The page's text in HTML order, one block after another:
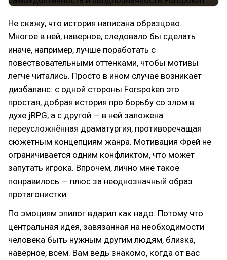
Не скажу, что история написана образцово.
Многое в ней, наверное, следовало бы сделать
иначе, например, лучше поработать с
повествовательными оттенками, чтобы мотивы
легче читались. Просто в ином случае возникает
дизбаланс: с одной стороны Forspoken это
простая, добрая история про борьбу со злом в
духе jRPG, а с другой — в ней заложена
переусложнённая драматургия, противоречащая
сюжетным концепциям жанра. Мотивация Фрей не
ограничивается одним конфликтом, что может
запутать игрока. Впрочем, лично мне такое
понравилось — плюс за неоднозначный образ
протагонистки.
По эмоциям эпилог вдарил как надо. Потому что
центральная идея, завязанная на необходимости
человека быть нужным другим людям, близка,
наверное, всем. Вам ведь знакомо, когда от вас